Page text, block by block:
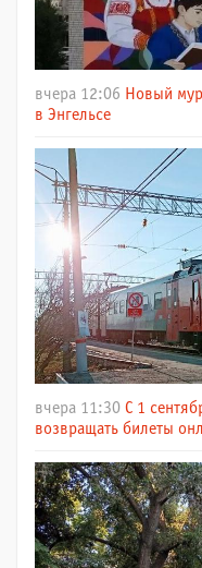
вчера 12:06 Новый
в Энгельсе
вчера 11:30 С 1
возвращать билеты